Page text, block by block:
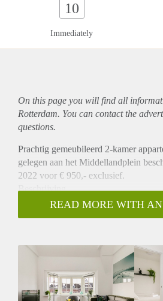
10
Immediately
On this page you will find all
Rotterdam. You can contact the
questions.
Prachtig gemeubileerd 2-kamer
gelegen aan het Middellandplein
2022 voor € 950,- exclusief.
Beschrijving
Dit prachtig gemeubileerde
eerste verdieping aan de achterzijde.
aparte slaapkamer en een badkamer
Er is een apart toilet. Alle
van een mooie vloer en zonwering.
Plaats
READ MORE WITH